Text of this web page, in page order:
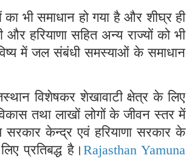
भी समाधान हो गया है और शीघ्र ही
हरियाणा सहित अन्य राज्यों को भी
में जल संबंधी समस्याओं के समाधान
विशेषकर शेखावाटी क्षेत्र के लिए
तथा लाखों लोगों के जीवन स्तर में
सरकार केन्द्र एवं हरियाणा सरकार के
प्रतिबद्ध है। Rajasthan Yamuna